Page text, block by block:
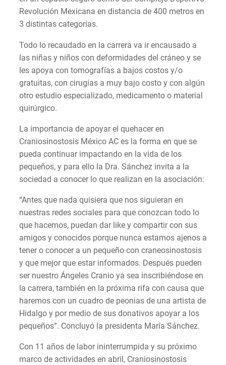
Revolución Mexicana en distancia de 400 metros en
3 distintas categorías.
Todo lo recaudado en la carrera va ir encausado a
las niñas y niños con deformidades del cráneo y se
les apoya con tomografías a bajos costos y/o
gratuitas, con cirugías a muy bajo costo y con algún
otro estudio especializado, medicamento o material
quirúrgico.
La importancia de apoyar el quehacer en
Craniosinostosis México AC es la forma en que se
pueda continuar impactando en la vida de los
pequeños, y para ello la Dra. Sánchez invita a la
sociedad a conocer lo que realizan en la asociación:
“Antes que nada quisiera que nos siguieran en
nuestras redes sociales para que conozcan todo lo
que hacemos, puedan dar like y compartir con sus
amigos y conocidos porque nunca estamos ajenos a
tener o conocer a un pequeño con craneosinostosis
y que mejor que estar informados. Después pueden
ser nuestro Ángeles Cranio ya sea inscribiéndose en
la carrera, también en la próxima rifa con causa que
haremos con un cuadro de peonias de una artista de
Hidalgo y por medio de sus donativos apoyar a los
pequeños”. Concluyó la presidenta María Sánchez.
Con 11 años de labor ininterrumpida y su próximo
marco de actividades en abril, Craniosinostosis